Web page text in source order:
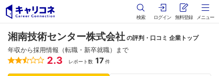
検索 ログイン 無料登録 メニュー
湘南技術センター株式会社 の評判・口コミ 企業トップ
年収から採用情報（転職・新卒就職）まで
2.3 レポート数 17 件